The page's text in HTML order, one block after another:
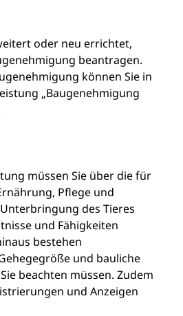
oder neu errichtet,
beantragen.
können Sie in
„Baugenehmigung
müssen Sie über die für
Pflege und
des Tieres
und Fähigkeiten
bestehen
und bauliche
beachten müssen. Zudem
und Anzeigen